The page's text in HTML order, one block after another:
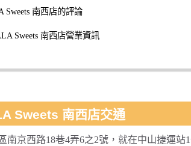
南西店的評論
Sweets 南西店營業資訊
Sweets 南西店交通
南京西路18巷4弄6之2號，就在中山捷運站